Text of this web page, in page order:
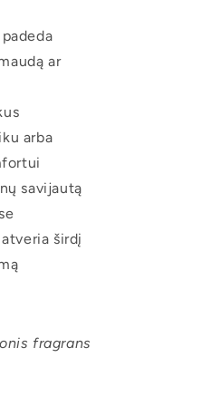
ar
arba
savijautą
širdį
fragrans